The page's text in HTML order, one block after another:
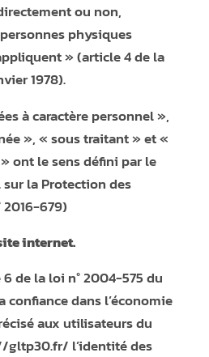
ou non,
physiques
» (article 4 de la
1978).
à caractère personnel »,
», « sous traitant » et «
ont le sens défini par le
la Protection des
2016-679)
internet.
de la loi n° 2004-575 du
confiance dans l’économie
aux utilisateurs du
l’identité des